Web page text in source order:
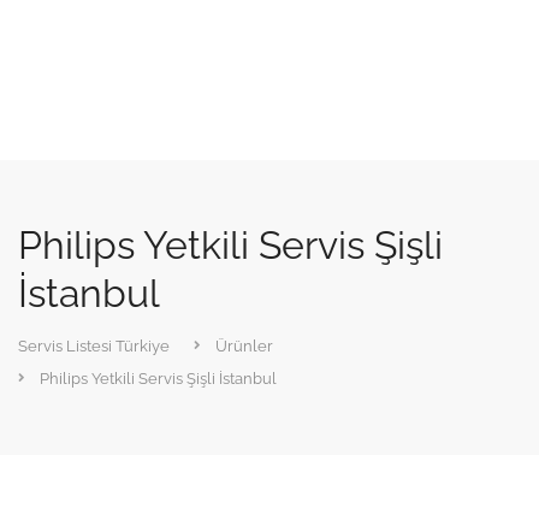
Philips Yetkili Servis Şişli
İstanbul
Servis Listesi Türkiye
Ürünler
Philips Yetkili Servis Şişli İstanbul